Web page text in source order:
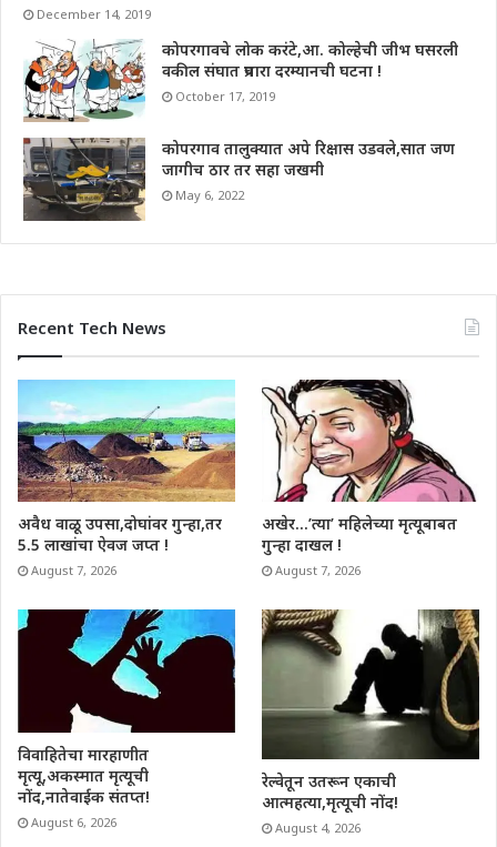
December 14, 2019
कोपरगावचे लोक करंटे,आ. कोल्हेची जीभ घसरली
वकील संघात प्रचारा दरम्यानची घटना !
October 17, 2019
कोपरगाव तालुक्यात अपे रिक्षास उडवले,सात जण
जागीच ठार तर सहा जखमी
May 6, 2022
Recent Tech News
अवैध वाळू उपसा,दोघांवर गुन्हा,तर
5.5 लाखांचा ऐवज जप्त !
August 7, 2026
अखेर…’त्या’ महिलेच्या मृत्यूबाबत
गुन्हा दाखल !
August 7, 2026
विवाहितेचा मारहाणीत
मृत्यू,अकस्मात मृत्यूची
नोंद,नातेवाईक संतप्त!
August 6, 2026
रेल्वेतून उतरून एकाची
आत्महत्या,मृत्यूची नोंद!
August 4, 2026